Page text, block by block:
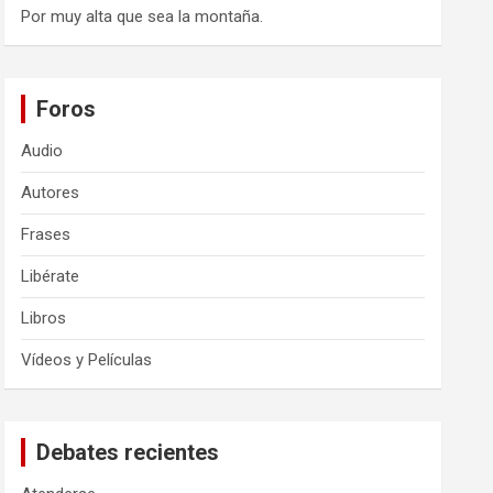
Por muy alta que sea la montaña.
Foros
Audio
Autores
Frases
Libérate
Libros
Vídeos y Películas
Debates recientes